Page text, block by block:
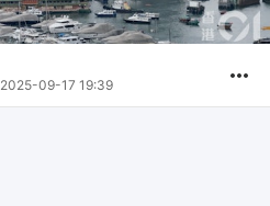
2025-09-17 19:39